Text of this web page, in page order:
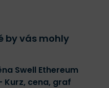
by vás mohly
Swell Ethereum